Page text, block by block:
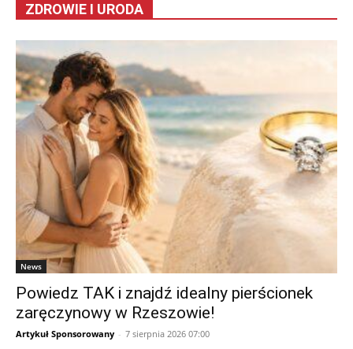
ZDROWIE I URODA
News
Powiedz TAK i znajdź idealny pierścionek
zaręczynowy w Rzeszowie!
Artykuł Sponsorowany - 7 sierpnia 2026 07:00